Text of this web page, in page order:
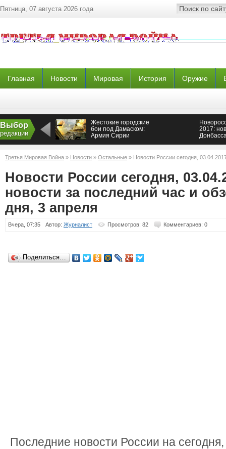
Пятница, 07 августа 2026 года
Главная Новости Мировая История Оружие
Выбор
редакции
Жестокие городские
бои под Дамаском:
Армия Сирии
2017:
Третья Мировая Война » Новости » Остальные » Новости России сегодня,
обзор событий дня, 3 апреля
Новости России сегодня,
новости за последний час и
дня, 3 апреля
Вчера, 07:35 Автор: Журналист Просмотров: 82 Комментариев: 0
Поделиться…
Последние новости России на